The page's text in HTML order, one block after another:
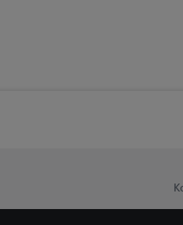
Verantwortlichkeit mit
zu erstellen (die
Hierzu wird von uns
Adresse in
Zudem erlauben Sie